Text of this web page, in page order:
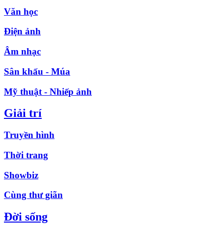
Văn học
Điện ảnh
Âm nhạc
Sân khấu - Múa
Mỹ thuật - Nhiếp ảnh
Giải trí
Truyền hình
Thời trang
Showbiz
Cùng thư giãn
Đời sống